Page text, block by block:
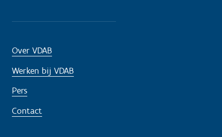
Over VDAB
Werken bij VDAB
Pers
Contact